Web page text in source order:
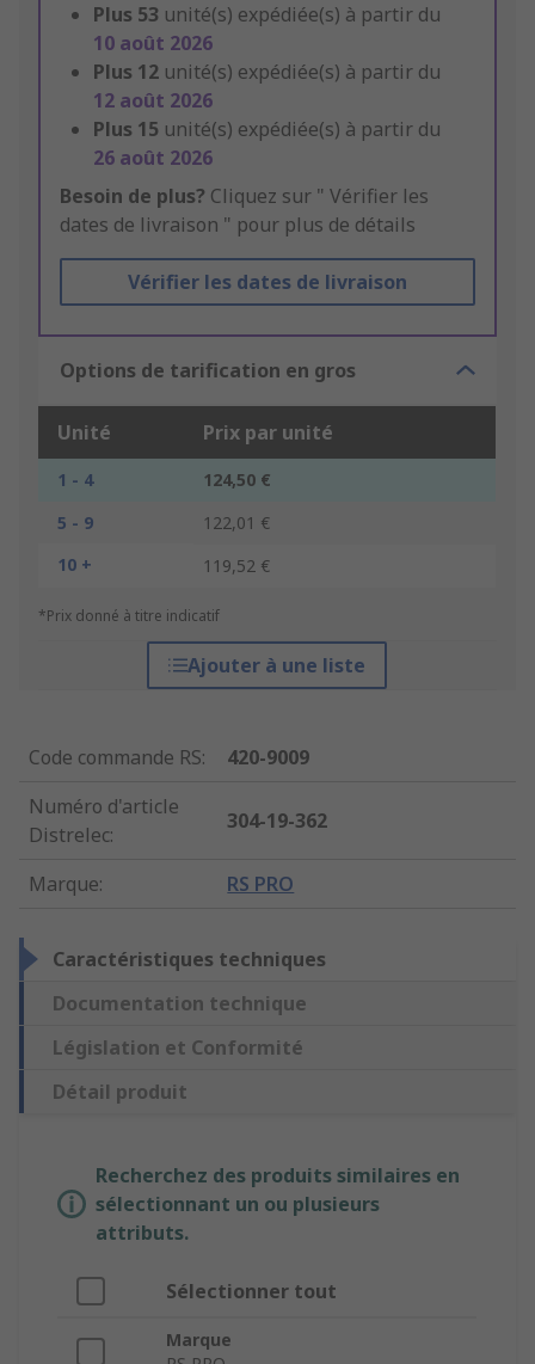
Plus 53 unité(s) expédiée(s) à partir du
10 août 2026
Plus 12 unité(s) expédiée(s) à partir du
12 août 2026
Plus 15 unité(s) expédiée(s) à partir du
26 août 2026
Besoin de plus? Cliquez sur " Vérifier les
dates de livraison " pour plus de détails
Vérifier les dates de livraison
Options de tarification en gros
Unité Prix par unité
1 - 4
124,50 €
5 - 9
122,01 €
10 +
119,52 €
*Prix donné à titre indicatif
Ajouter à une liste
Code commande RS:
420-9009
Numéro d'article
Distrelec:
304-19-362
Marque: RS PRO
Caractéristiques techniques
Documentation technique
Législation et Conformité
Détail produit
Recherchez des produits similaires en
sélectionnant un ou plusieurs
attributs.
Sélectionner tout
Marque